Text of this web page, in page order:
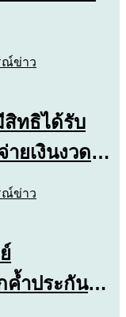
ณ์ข่าว
ทธิได้รับ
ยเงินงวด
ฐานะผู้ค้ำ
ณ์ข่าว
ค้ำประกัน